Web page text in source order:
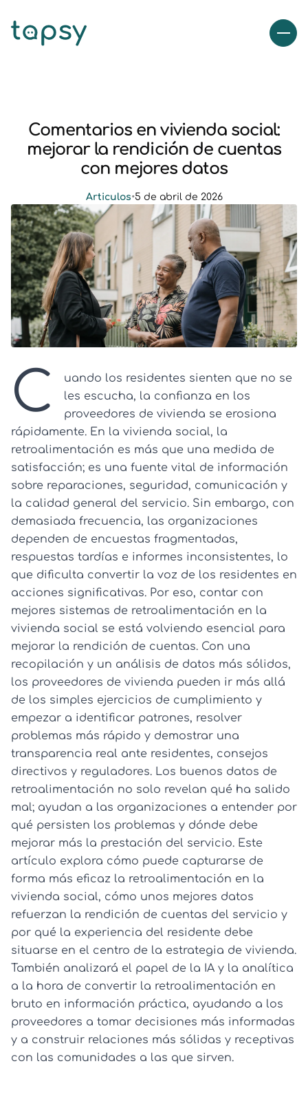
Comentarios en vivienda social:
mejorar la rendición de cuentas
con mejores datos
Articulos•5 de abril de 2026
C
uando los residentes sienten que no se
les escucha, la confianza en los
proveedores de vivienda se erosiona
rápidamente. En la vivienda social, la
retroalimentación es más que una medida de
satisfacción; es una fuente vital de información
sobre reparaciones, seguridad, comunicación y
la calidad general del servicio. Sin embargo, con
demasiada frecuencia, las organizaciones
dependen de encuestas fragmentadas,
respuestas tardías e informes inconsistentes, lo
que dificulta convertir la voz de los residentes en
acciones significativas. Por eso, contar con
mejores sistemas de retroalimentación en la
vivienda social se está volviendo esencial para
mejorar la rendición de cuentas. Con una
recopilación y un análisis de datos más sólidos,
los proveedores de vivienda pueden ir más allá
de los simples ejercicios de cumplimiento y
empezar a identificar patrones, resolver
problemas más rápido y demostrar una
transparencia real ante residentes, consejos
directivos y reguladores. Los buenos datos de
retroalimentación no solo revelan qué ha salido
mal; ayudan a las organizaciones a entender por
qué persisten los problemas y dónde debe
mejorar más la prestación del servicio. Este
artículo explora cómo puede capturarse de
forma más eficaz la retroalimentación en la
vivienda social, cómo unos mejores datos
refuerzan la rendición de cuentas del servicio y
por qué la experiencia del residente debe
situarse en el centro de la estrategia de vivienda.
También analizará el papel de la IA y la analítica
a la hora de convertir la retroalimentación en
bruto en información práctica, ayudando a los
proveedores a tomar decisiones más informadas
y a construir relaciones más sólidas y receptivas
con las comunidades a las que sirven.